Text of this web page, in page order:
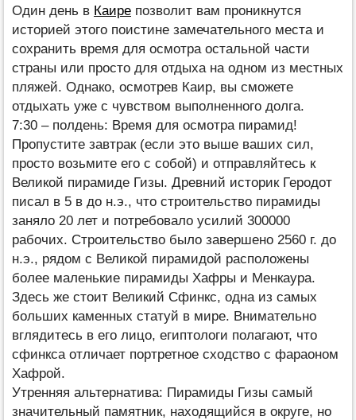
Один день в Каире позволит вам проникнутся
историей этого поистине замечательного места и
сохранить время для осмотра остальной части
страны или просто для отдыха на одном из местных
пляжей. Однако, осмотрев Каир, вы сможете
отдыхать уже с чувством выполненного долга.
7:30 – полдень: Время для осмотра пирамид!
Пропустите завтрак (если это выше ваших сил,
просто возьмите его с собой) и отправляйтесь к
Великой пирамиде Гизы. Древний историк Геродот
писал в 5 в до н.э., что строительство пирамиды
заняло 20 лет и потребовало усилий 300000
рабочих. Строительство было завершено 2560 г. до
н.э., рядом с Великой пирамидой расположены
более маленькие пирамиды Хафры и Менкаура.
Здесь же стоит Великий Сфинкс, одна из самых
больших каменных статуй в мире. Внимательно
вглядитесь в его лицо, египтологи полагают, что
сфинкса отличает портретное сходство с фараоном
Хафрой.
Утренняя альтернатива: Пирамиды Гизы самый
значительный памятник, находящийся в округе, но